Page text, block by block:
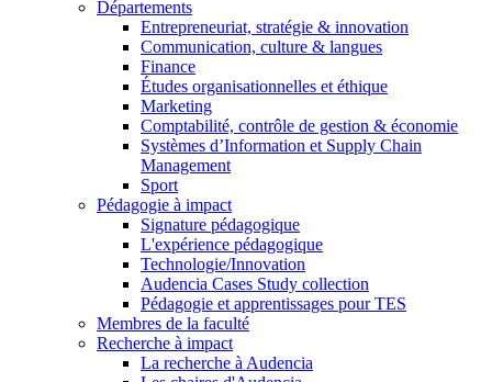
Départements
Entrepreneuriat, stratégie & innovation
Communication, culture & langues
Finance
Études organisationnelles et éthique
Marketing
Comptabilité, contrôle de gestion & économie
Systèmes d’Information et Supply Chain
Management
Sport
Pédagogie à impact
Signature pédagogique
L'expérience pédagogique
Technologie/Innovation
Audencia Cases Study collection
Pédagogie et apprentissages pour TES
Membres de la faculté
Recherche à impact
La recherche à Audencia